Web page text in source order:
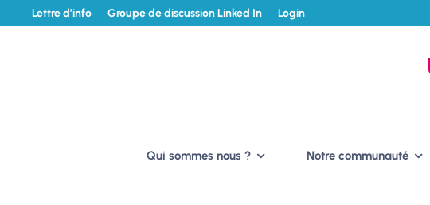
Lettre d’info Groupe de discussion Linked In Login
Qui sommes nous ? Notre communauté